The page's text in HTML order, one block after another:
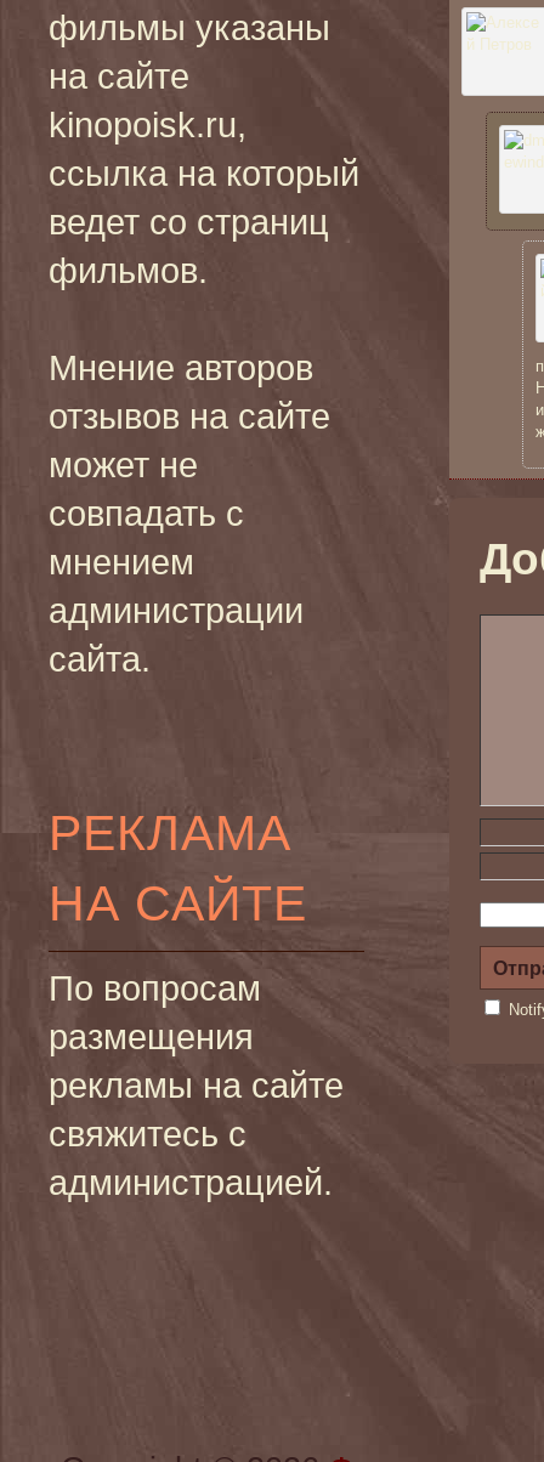
фильмы указаны
на сайте
kinopoisk.ru,
ссылка на который
ведет со страниц
фильмов.
Мнение авторов
отзывов на сайте
может не
совпадать с
мнением
администрации
сайта.
РЕКЛАМА
НА САЙТЕ
По вопросам
размещения
рекламы на сайте
свяжитесь с
администрацией.